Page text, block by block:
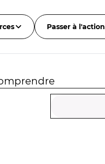
Passer à l'action